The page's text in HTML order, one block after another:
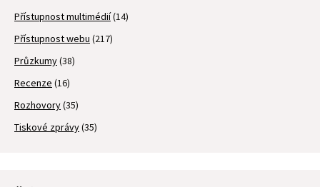
Přístupnost multimédií(14)
Přístupnost webu (217)
Průzkumy(38)
Recenze (16)
Rozhovory(35)
Tiskové zprávy(35)